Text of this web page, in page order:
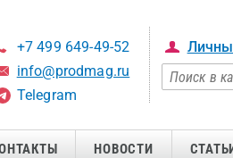
+7 499 649-49-52
info@prodmag.ru
Telegram
НОВОСТИ